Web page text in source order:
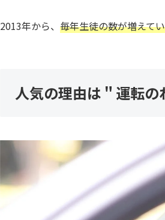
2013年から、 毎年生徒の数が増えて
人気の理由は＂運転